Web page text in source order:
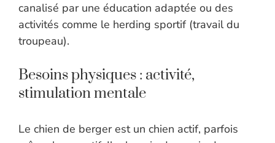
canalisé par une éducation adaptée ou des
activités comme le herding sportif (travail du
troupeau).
Besoins physiques : activité,
stimulation mentale
Le chien de berger est un chien actif, parfois